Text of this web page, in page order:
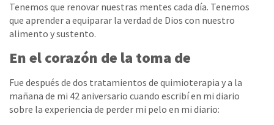
Tenemos que renovar nuestras mentes cada día. Tenemos
que aprender a equiparar la verdad de Dios con nuestro
alimento y sustento.
En el corazón de la toma de
Fue después de dos tratamientos de quimioterapia y a la
mañana de mi 42 aniversario cuando escribí en mi diario
sobre la experiencia de perder mi pelo en mi diario: